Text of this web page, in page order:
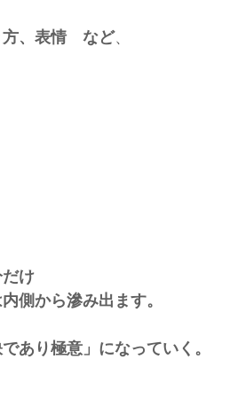
、表情　など、
け
側から滲み出ます。
あり極意」になっていく。